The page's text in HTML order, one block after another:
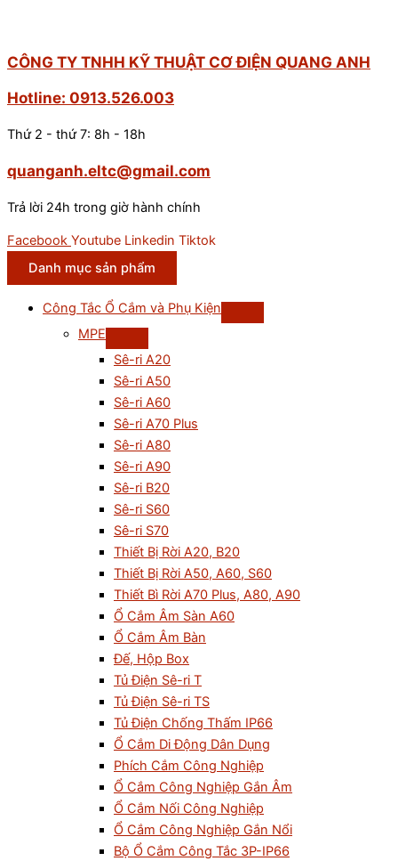
CÔNG TY TNHH KỸ THUẬT CƠ ĐIỆN QUANG ANH
Hotline: 0913.526.003
Thứ 2 - thứ 7: 8h - 18h
quanganh.eltc@gmail.com
Trả lời 24h trong giờ hành chính
Facebook Youtube Linkedin Tiktok
Danh mục sản phẩm
Công Tắc Ổ Cắm và Phụ Kiện
MPE
Sê-ri A20
Sê-ri A50
Sê-ri A60
Sê-ri A70 Plus
Sê-ri A80
Sê-ri A90
Sê-ri B20
Sê-ri S60
Sê-ri S70
Thiết Bị Rời A20, B20
Thiết Bị Rời A50, A60, S60
Thiết Bì Rời A70 Plus, A80, A90
Ổ Cắm Âm Sàn A60
Ổ Cắm Âm Bàn
Đế, Hộp Box
Tủ Điện Sê-ri T
Tủ Điện Sê-ri TS
Tủ Điện Chống Thấm IP66
Ổ Cắm Di Động Dân Dụng
Phích Cắm Công Nghiệp
Ổ Cắm Công Nghiệp Gắn Âm
Ổ Cắm Nối Công Nghiệp
Ổ Cắm Công Nghiệp Gắn Nổi
Bộ Ổ Cắm Công Tắc 3P-IP66